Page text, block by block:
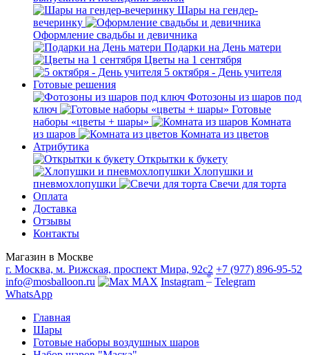
Шары на гендер-
вечеринку
Оформление свадьбы и девичника
Подарки на День матери
Цветы на 1 сентября
5 октября - День учителя
Готовые решения
Фотозоны из шаров под
ключ
Готовые
наборы «цветы + шары»
Комната
из шаров
Комната из цветов
Атрибутика
Открытки к букету
Хлопушки и
пневмохлопушки
Свечи для торта
Оплата
Доставка
Отзывы
Контакты
Магазин в Москве
г. Москва, м. Рижская, проспект Мира, 92с2 +7 (977) 896-95-52
info@mosballoon.ru
MAX Instagram * Telegram
WhatsApp
Главная
Шары
Готовые наборы воздушных шаров